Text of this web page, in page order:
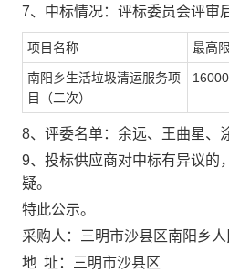
7、中标情况：评标委员会评审
项目 名称 最高
南阳乡生活垃圾清运服务项
目（二次）
8、评委名单：余远、王曲星、
9、 投标供应商对中标有异议的
疑。
特此公示。
采购人：
三明市沙县区南阳乡
地 址：
三明市沙县区